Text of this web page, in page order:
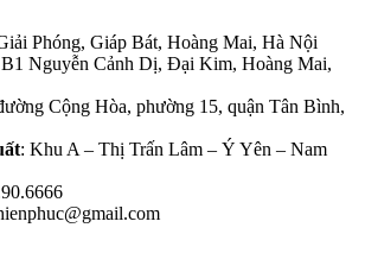
Phóng, Giáp Bát, Hoàng Mai, Hà Nội​
B1 Nguyễn Cảnh Dị, Đại Kim, Hoàng Mai,
Cộng Hòa, phường 15, quận Tân Bình,
: Khu A – Thị Trấn Lâm – Ý Yên – Nam